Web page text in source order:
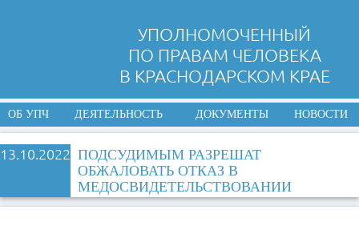
УПОЛНОМОЧЕННЫЙ
ПО ПРАВАМ ЧЕЛОВЕКА
В КРАСНОДАРСКОМ КРАЕ
ОБ УПЧ ДЕЯТЕЛЬНОСТЬ ДОКУМЕНТЫ НОВОСТИ
13.10.2022 ПОДСУДИМЫМ РАЗРЕШАТ
ОБЖАЛОВАТЬ ОТКАЗ В
МЕДОСВИДЕТЕЛЬСТВОВАНИИ